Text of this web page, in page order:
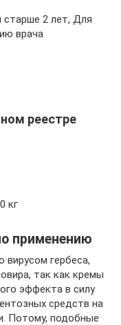
2 лет, Для
врача
реестре
кг
применению
вирусом гербеса,
так как кремы
эффекта в силу
средств на
Потому, подобные